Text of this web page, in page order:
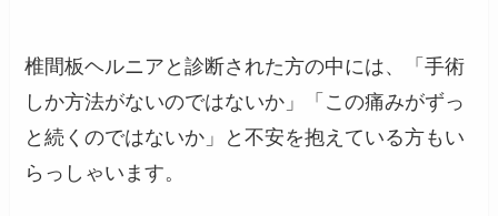
椎間板ヘルニアと診断された方の中には、「手術
しか方法がないのではないか」「この痛みがずっ
と続くのではないか」と不安を抱えている方もい
らっしゃいます。